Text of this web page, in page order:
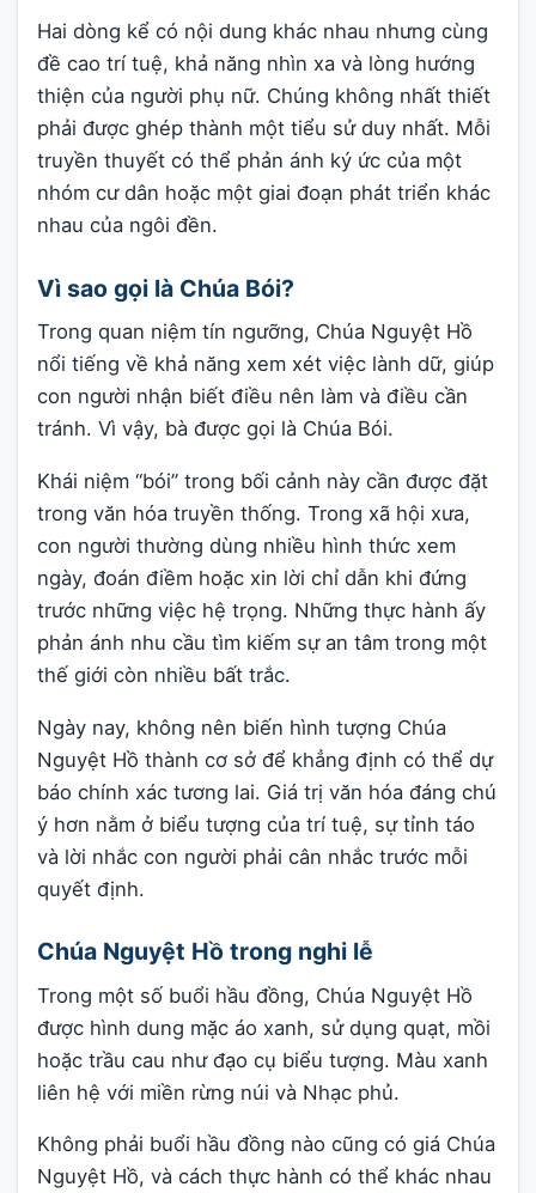
Hai dòng kể có nội dung khác nhau nhưng cùng
đề cao trí tuệ, khả năng nhìn xa và lòng hướng
thiện của người phụ nữ. Chúng không nhất thiết
phải được ghép thành một tiểu sử duy nhất. Mỗi
truyền thuyết có thể phản ánh ký ức của một
nhóm cư dân hoặc một giai đoạn phát triển khác
nhau của ngôi đền.
Vì sao gọi là Chúa Bói?
Trong quan niệm tín ngưỡng, Chúa Nguyệt Hồ
nổi tiếng về khả năng xem xét việc lành dữ, giúp
con người nhận biết điều nên làm và điều cần
tránh. Vì vậy, bà được gọi là Chúa Bói.
Khái niệm “bói” trong bối cảnh này cần được đặt
trong văn hóa truyền thống. Trong xã hội xưa,
con người thường dùng nhiều hình thức xem
ngày, đoán điềm hoặc xin lời chỉ dẫn khi đứng
trước những việc hệ trọng. Những thực hành ấy
phản ánh nhu cầu tìm kiếm sự an tâm trong một
thế giới còn nhiều bất trắc.
Ngày nay, không nên biến hình tượng Chúa
Nguyệt Hồ thành cơ sở để khẳng định có thể dự
báo chính xác tương lai. Giá trị văn hóa đáng chú
ý hơn nằm ở biểu tượng của trí tuệ, sự tỉnh táo
và lời nhắc con người phải cân nhắc trước mỗi
quyết định.
Chúa Nguyệt Hồ trong nghi lễ
Trong một số buổi hầu đồng, Chúa Nguyệt Hồ
được hình dung mặc áo xanh, sử dụng quạt, mồi
hoặc trầu cau như đạo cụ biểu tượng. Màu xanh
liên hệ với miền rừng núi và Nhạc phủ.
Không phải buổi hầu đồng nào cũng có giá Chúa
Nguyệt Hồ, và cách thực hành có thể khác nhau